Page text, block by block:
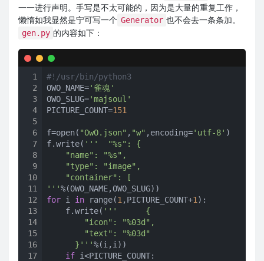
一一进行声明。手写是不太可能的，因为是大量的重复工作，
懒惰如我显然是宁可写一个 Generator 也不会去一条条加。
gen.py 的内容如下：
1
2
3
4
5
6
7
8
9
10
11
12
13
14
15
16
17
#!/usr/bin/python3
OWO_NAME='雀魂'
OWO_SLUG='majsoul'
PICTURE_COUNT=151
f=open( "OwO.json" , "w" ,encoding='utf-8' )
f.write( '''  "%s": {
    "name": "%s",
    "type": "image",
    "container": [
'''
for i in range(1 ,PICTURE_COUNT+1 ):
    f.write(
'''      {
        "icon": "%03d",
        "text": "%03d"
      }'''
%(i,i))
if i<PICTURE_COUNT: